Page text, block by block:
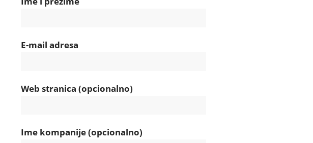
E-mail adresa
Web stranica (opcionalno)
Ime kompanije (opcionalno)